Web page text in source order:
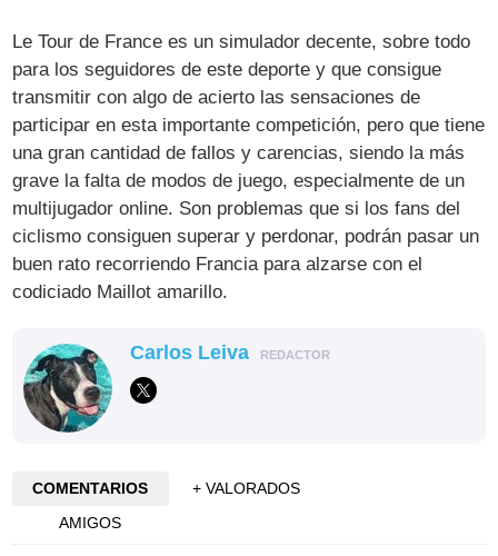
Le Tour de France es un simulador decente, sobre todo
para los seguidores de este deporte y que consigue
transmitir con algo de acierto las sensaciones de
participar en esta importante competición, pero que tiene
una gran cantidad de fallos y carencias, siendo la más
grave la falta de modos de juego, especialmente de un
multijugador online. Son problemas que si los fans del
ciclismo consiguen superar y perdonar, podrán pasar un
buen rato recorriendo Francia para alzarse con el
codiciado Maillot amarillo.
Carlos Leiva REDACTOR
COMENTARIOS
+ VALORADOS
AMIGOS